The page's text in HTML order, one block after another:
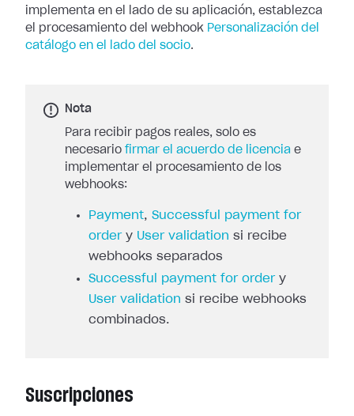
implementa en el lado de su aplicación, establezca
el procesamiento del webhook Personalización del
catálogo en el lado del socio.
Nota
Para recibir pagos reales, solo es
necesario firmar el acuerdo de licencia e
implementar el procesamiento de los
webhooks:
Payment, Successful payment for
ordery User validation si recibe
webhooks separados
Successful payment for ordery
User validation si recibe webhooks
combinados.
Suscripciones